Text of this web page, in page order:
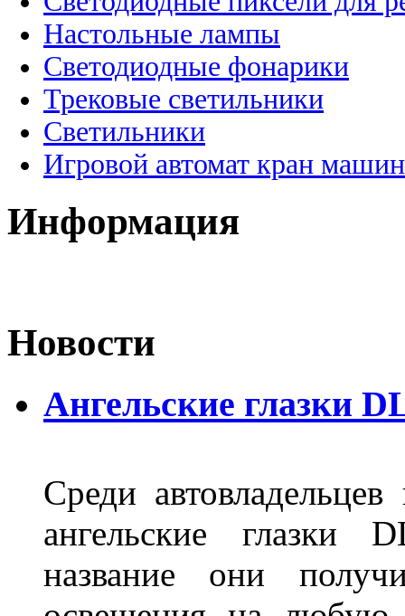
Настольные лампы
Светодиодные фонарики
Трековые светильники
Светильники
Игровой автомат кран
Информация
Новости
Ангельские глазки
Среди
ангельские глазки
название они